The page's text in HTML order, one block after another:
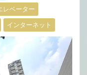
レベーター
インターネット